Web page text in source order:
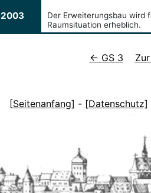
2003
Der Erweiterungsbau wird
Raumsituation erheblich.
← GS 3
[Seitenanfang] - [Datenschutz]